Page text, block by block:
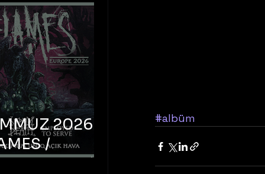
#albüm
2026 –
/
DEATH /